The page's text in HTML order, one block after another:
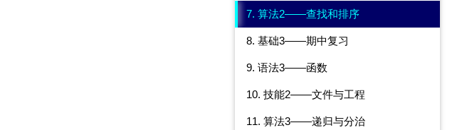
7. 算法2——查找和排序
8. 基础3——期中复习
9. 语法3——函数
10. 技能2——文件与工程
11. 算法3——递归与分治